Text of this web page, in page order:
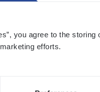
you agree to the
efforts.